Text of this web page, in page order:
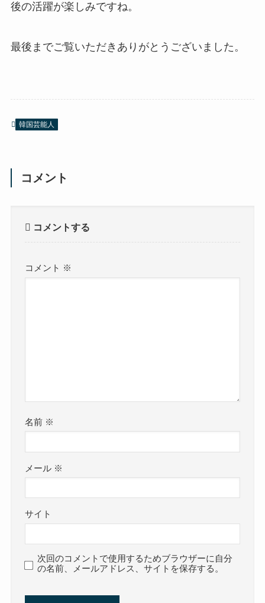
後の活躍が楽しみですね。
最後までご覧いただきありがとうございました。
韓国芸能人
コメント
コメントする
コメント ※
名前 ※
メール ※
サイト
次回のコメントで使用するためブラウザーに自分
の名前、メールアドレス、サイトを保存する。